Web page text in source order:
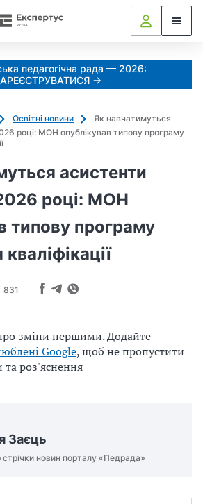
педагогічна рада — 2026:
→
Освітні новини
Як навчатимуться
році: МОН опублікував типову програму
асистенти
році: МОН
типову програму
831
зміни першими. Додайте
Google, щоб не пропустити
та роз'яснення
Заєць
стрічки новин порталу «Педрада»